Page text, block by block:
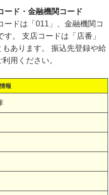
ード・金融機関コード
ードは「011」、金融機関コ
。 支店コードは「店番」
あります。 振込先登録や給
用ください。
報